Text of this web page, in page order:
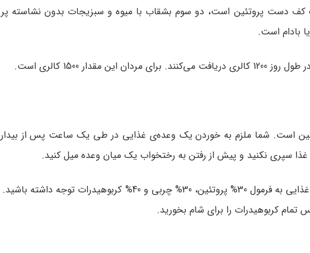
دست پروتئین است، دو سوم بشقاب با میوه و سبزیجات بدون نشاسته
بادام است.
1500 کالری است.
قوانین است. شما ملزم به خوردن یک وعده‌ی غذایی در طی یک ساعت پس از
سپری نکنید و پیش از رفتن به رختخواب یک میان وعده میل کنید.
شما باید در هر وعده و میان وعده‌ی غذایی به فرمول 30% پروتئین، 30% چربی و 40%
تمام کربوهیدرات را برای شام بخورید.